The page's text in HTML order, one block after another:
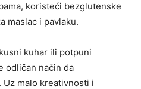
koristeći bezglutenske
maslac i pavlaku.
kuhar ili potpuni
odličan način da
malo kreativnosti i